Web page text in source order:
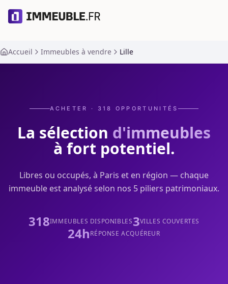
Accueil Immeubles à vendre Lille
ACHETER · 318 OPPORTUNITÉS
La sélection d'immeubles
à fort potentiel.
Libres ou occupés, à Paris et en région — chaque
immeuble est analysé selon nos 5 piliers patrimoniaux.
318IMMEUBLES DISPONIBLES3VILLES COUVERTES
24hRÉPONSE ACQUÉREUR